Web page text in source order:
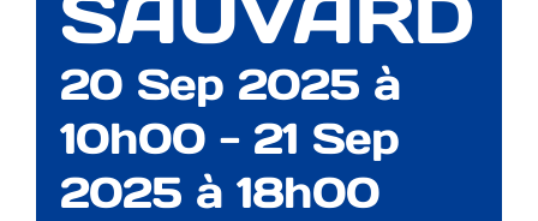
20 Sep 2025 à
10h00 - 21 Sep
2025 à 18h00